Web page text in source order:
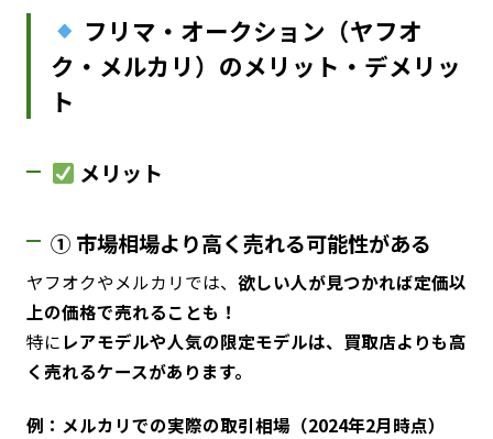
フリマ・オークション（ヤフオ
ク・メルカリ）のメリット・デメリッ
ト
メリット
① 市場相場より高く売れる可能性がある
ヤフオクやメルカリでは、 欲しい人が見つかれば定価以
上の価格で売れることも！
特に レアモデルや人気の限定モデルは、買取店よりも高
く売れるケースがあります。
例：メルカリでの実際の取引相場（2024年2月時点）